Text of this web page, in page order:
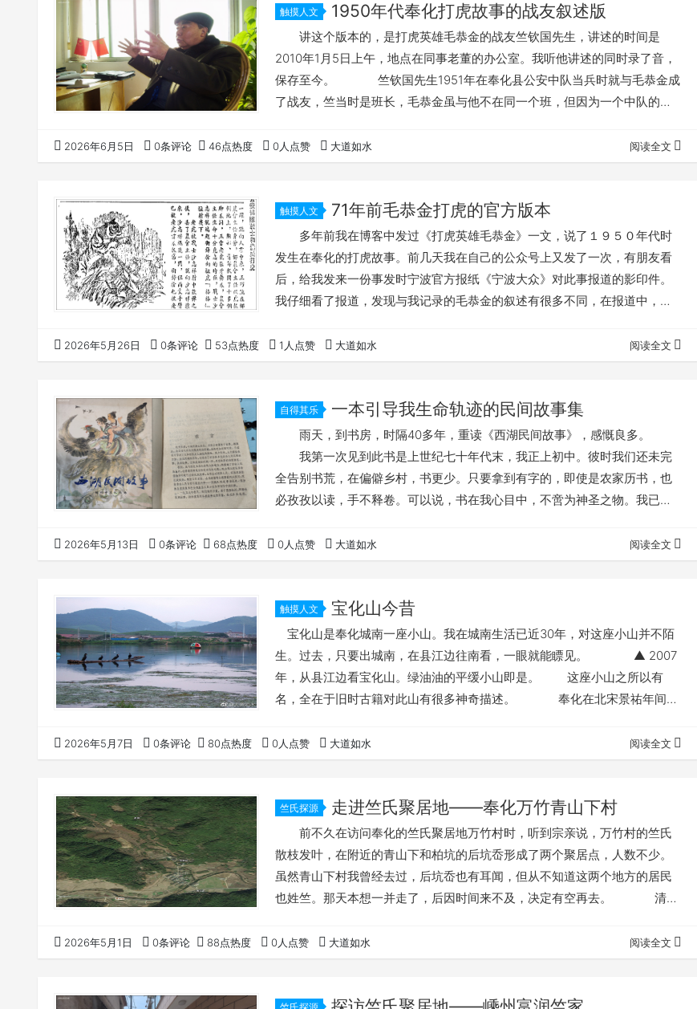
触摸人文 1950年代奉化打虎故事的战友叙述版
讲这个版本的，是打虎英雄毛恭金的战友竺钦国先生，讲述的时间是
2010年1月5日上午，地点在同事老董的办公室。我听他讲述的同时录了音，
保存至今。 竺钦国先生1951年在奉化县公安中队当兵时就与毛恭金成
了战友，竺当时是班长，毛恭金虽与他不在同一个班，但因为一个中队的编
相当高。 那天他还介绍了毛恭金的一生。因篇幅较长，另篇再续。下
面是我根据竺钦国先生的口述整理的毛恭金打虎的那部分内容（以竺钦国先
2026年6月5日 0条评论 46点热度 0人点赞 大道如水 阅读全文
触摸人文 71年前毛恭金打虎的官方版本
多年前我在博客中发过《打虎英雄毛恭金》一文，说了１９５０年代时
发生在奉化的打虎故事。前几天我在自己的公众号上又发了一次，有朋友看
后，给我发来一份事发时宁波官方报纸《宁波大众》对此事报道的影印件。
我仔细看了报道，发现与我记录的毛恭金的叙述有很多不同，在报道中，毛
较。 猎虎记 ——奉化西坞区公安部队战士和农民打虎
（1955年6月30日 《宁波大众》第四版） 6月17日早上七时，雷雨初
2026年5月26日 0条评论 53点热度 1人点赞 大道如水 阅读全文
自得其乐 一本引导我生命轨迹的民间故事集
雨天，到书房，时隔40多年，重读《西湖民间故事》，感慨良多。
我第一次见到此书是上世纪七十年代末，我正上初中。彼时我们还未完
全告别书荒，在偏僻乡村，书更少。只要拿到有字的，即使是农家历书，也
必孜孜以读，手不释卷。可以说，书在我心目中，不啻为神圣之物。我已记
的，因为如果是自家买的话，那它肯定仍会在我的藏书中。 印象中，
当年我曾读过它好多遍。 见惯了红光亮高大全的刻板文风，第一次读
2026年5月13日 0条评论 68点热度 0人点赞 大道如水 阅读全文
触摸人文 宝化山今昔
宝化山是奉化城南一座小山。我在城南生活已近30年，对这座小山并不陌
生。过去，只要出城南，在县江边往南看，一眼就能瞟见。 ▲ 2007
年，从县江边看宝化山。绿油油的平缓小山即是。 这座小山之所以有
名，全在于旧时古籍对此山有很多神奇描述。 奉化在北宋景祐年间
县学迁至县东二百步（今锦屏街道红墙里），奠定后世基址，即现区政府的
一部分及迁建前的锦屏小学。官办的县学，是奉化的最高学府。科举时代，
2026年5月7日 0条评论 80点热度 0人点赞 大道如水 阅读全文
竺氏探源 走进竺氏聚居地——奉化万竹青山下村
前不久在访问奉化的竺氏聚居地万竹村时，听到宗亲说，万竹村的竺氏
散枝发叶，在附近的青山下和柏坑的后坑岙形成了两个聚居点，人数不少。
虽然青山下村我曾经去过，后坑岙也有耳闻，但从不知道这两个地方的居民
也姓竺。那天本想一并走了，后因时间来不及，决定有空再去。 清明
畅些，决定独自一人去这两地方看看。说走就走，午后小息片刻，即刻出
发。 阳春三月，山里草木渐茂，晚樱正盛，杜鹃花映得山红。从岩头
2026年5月1日 0条评论 88点热度 0人点赞 大道如水 阅读全文